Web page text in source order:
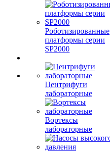
Роботизированные
платформы серии
SP2000
Центрифуги
лабораторные
Вортексы
лабораторные